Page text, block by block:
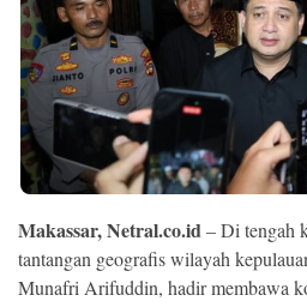
Ekonomi
Memori
Makassar, Netral.co.id– Di tengah
tantangan geografis wilayah
Munafri Arifuddin, hadir membawa